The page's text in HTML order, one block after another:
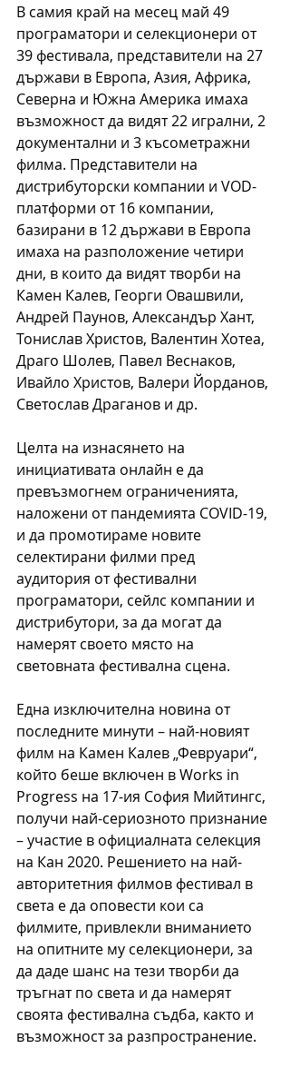
В самия край на месец май 49
програматори и селекционери от
39 фестивала, представители на 27
държави в Европа, Азия, Африка,
Северна и Южна Америка имаха
възможност да видят 22 игрални, 2
документални и 3 късометражни
филма. Представители на
дистрибуторски компании и VOD-
платформи от 16 компании,
базирани в 12 държави в Европа
имаха на разположение четири
дни, в които да видят творби на
Камен Калев, Георги Овашвили,
Андрей Паунов, Александър Хант,
Тонислав Христов, Валентин Хотеа,
Драго Шолев, Павел Веснаков,
Ивайло Христов, Валери Йорданов,
Светослав Драганов и др.
Целта на изнасянето на
инициативата онлайн е да
превъзмогнем ограниченията,
наложени от пандемията COVID-19,
и да промотираме новите
селектирани филми пред
аудитория от фестивални
програматори, сейлс компании и
дистрибутори, за да могат да
намерят своето място на
световната фестивална сцена.
Една изключителна новина от
последните минути – най-новият
филм на Камен Калев „Февруари“,
който беше включен в Works in
Progress на 17-ия София Мийтингс,
получи най-сериозното признание
– участие в официалната селекция
на Кан 2020. Решението на най-
авторитетния филмов фестивал в
света е да оповести кои са
филмите, привлекли вниманието
на опитните му селекционери, за
да даде шанс на тези творби да
тръгнат по света и да намерят
своята фестивална съдба, както и
възможност за разпространение.